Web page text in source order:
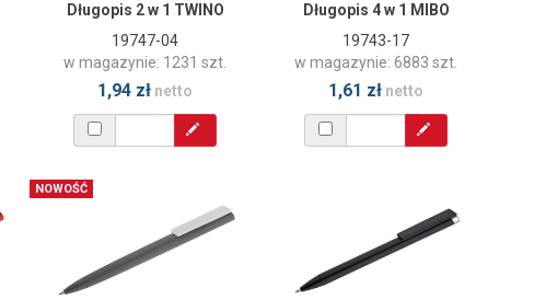
Długopis 2 w 1 TWINO
19747-04
w magazynie: 1231 szt.
1,94 zł netto
Długopis 4 w 1 MIBO
19743-17
w magazynie: 6883 szt.
1,61 zł netto
NOWOŚĆ